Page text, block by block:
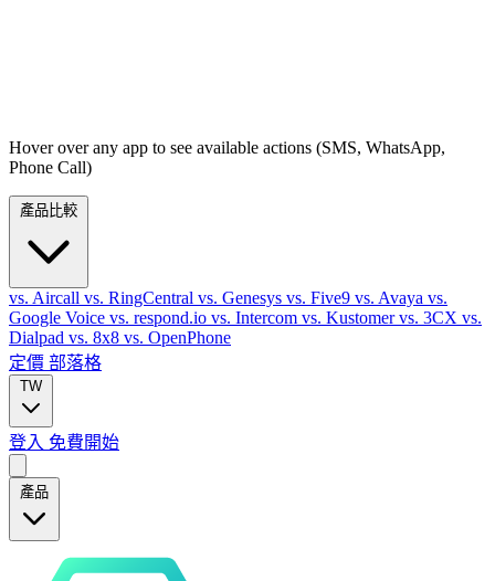
Hover over any app to see available actions (SMS, WhatsApp,
Phone Call)
vs. Aircall vs. RingCentral vs. Genesys vs. Five9 vs. Avaya vs.
Google Voice vs. respond.io vs. Intercom vs. Kustomervs. 3CX vs.
Dialpad vs. 8x8 vs. OpenPhone
定價 部落格
TW
登入 免費開始
產品